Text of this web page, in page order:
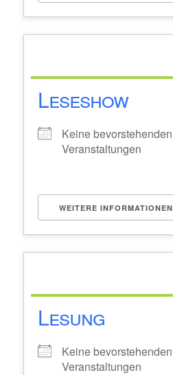
Leseshow
Keine bevorstehenden
Veranstaltungen
WEITERE INFORMATIONEN
Lesung
Keine bevorstehenden
Veranstaltungen